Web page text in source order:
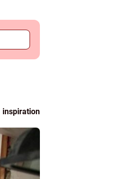
inspiration